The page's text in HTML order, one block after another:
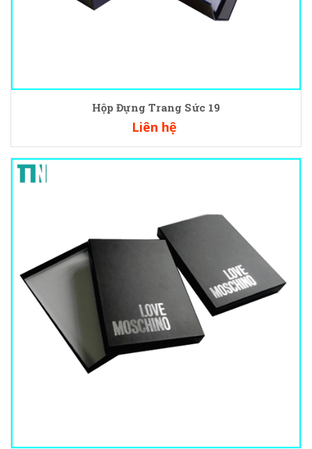
Hộp Đựng Trang Sức 19
Liên hệ